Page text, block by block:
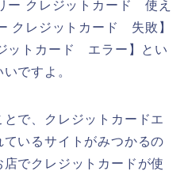
ー クレジットカード 使え
クレジットカード 失敗】
ットカード エラー】とい
ですよ。
で、クレジットカードエ
いるサイトがみつかるの
でクレジットカードが使